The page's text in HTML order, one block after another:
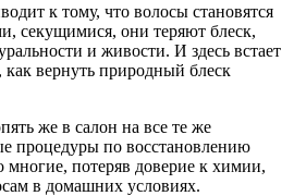
к тому, что волосы становятся
секущимися, они теряют блеск,
и живости. И здесь встает
как вернуть природный блеск
же в салон на все те же
процедуры по восстановлению
многие, потеряв доверие к химии,
в домашних условиях.